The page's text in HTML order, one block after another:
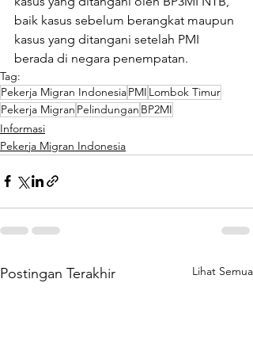
baik kasus sebelum berangkat maupun
kasus yang ditangani setelah PMI
berada di negara penempatan.
Tag:
Pekerja Migran IndonesiaPMI Lombok Timur
Pekerja Migran Pelindungan BP2MI
Informasi
Pekerja Migran Indonesia
Postingan Terakhir Lihat Semua